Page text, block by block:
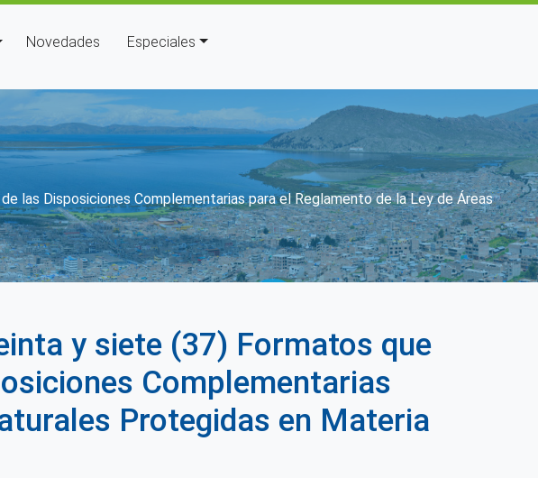
Novedades Especiales
las Disposiciones Complementarias para el Reglamento de la Ley de Áreas
y siete (37) Formatos que
Complementarias
Protegidas en Materia